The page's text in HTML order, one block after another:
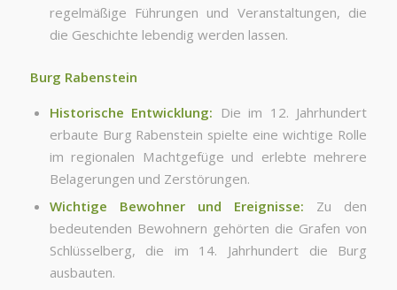
regelmäßige Führungen und Veranstaltungen, die
die Geschichte lebendig werden lassen.
Burg Rabenstein
Historische Entwicklung: Die im 12. Jahrhundert
erbaute Burg Rabenstein spielte eine wichtige Rolle
im regionalen Machtgefüge und erlebte mehrere
Belagerungen und Zerstörungen.
Wichtige Bewohner und Ereignisse: Zu den
bedeutenden Bewohnern gehörten die Grafen von
Schlüsselberg, die im 14. Jahrhundert die Burg
ausbauten.